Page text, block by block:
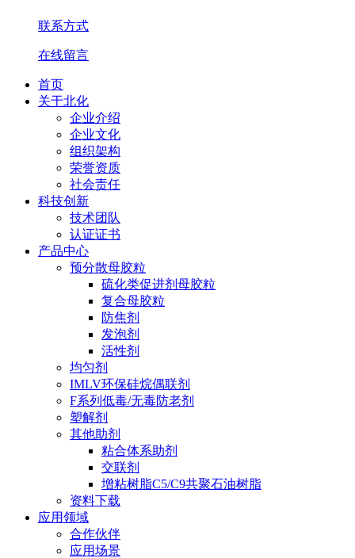
联系方式
在线留言
首页
关于北化
企业介绍
企业文化
组织架构
荣誉资质
社会责任
科技创新
技术团队
认证证书
产品中心
预分散母胶粒
硫化类促进剂母胶粒
复合母胶粒
防焦剂
发泡剂
活性剂
均匀剂
IMLV环保硅烷偶联剂
F系列低毒/无毒防老剂
塑解剂
其他助剂
粘合体系助剂
交联剂
增粘树脂C5/C9共聚石油树脂
资料下载
应用领域
合作伙伴
应用场景